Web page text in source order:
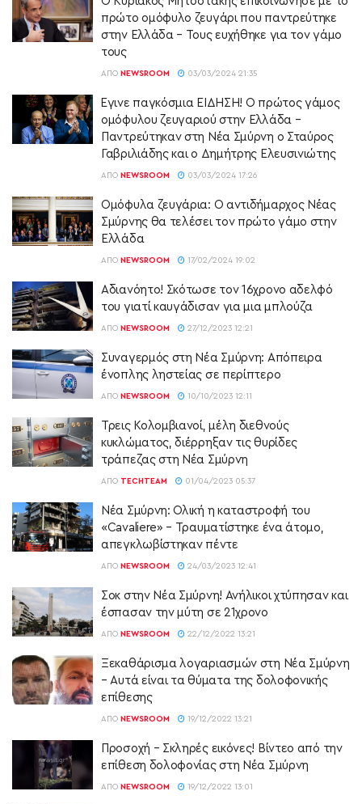
πρώτο ομόφυλο ζευγάρι που παντρεύτηκε
στην Ελλάδα – Τους ευχήθηκε για τον γάμο
τους
ΑΠΌ NEWSROOM 03/03/2024 21:35
Έγινε παγκόσμια ΕΙΔΗΣΗ! Ο πρώτος γάμος
ομόφυλου ζευγαριού στην Ελλάδα –
Παντρεύτηκαν στη Νέα Σμύρνη ο Σταύρος
Γαβριλιάδης και ο Δημήτρης Ελευσινιώτης
ΑΠΌ NEWSROOM 03/03/2024 17:26
Ομόφυλα ζευγάρια: Ο αντιδήμαρχος Νέας
Σμύρνης θα τελέσει τον πρώτο γάμο στην
Ελλάδα
ΑΠΌ NEWSROOM 17/02/2024 19:02
Αδιανόητο! Σκότωσε τον 16χρονο αδελφό
του γιατί καυγάδισαν για μια μπλούζα
ΑΠΌ NEWSROOM 27/12/2023 12:21
Συναγερμός στη Νέα Σμύρνη: Απόπειρα
ένοπλης ληστείας σε περίπτερο
ΑΠΌ NEWSROOM 10/10/2023 12:11
Τρεις Κολομβιανοί, μέλη διεθνούς
κυκλώματος, διέρρηξαν τις θυρίδες
τράπεζας στη Νέα Σμύρνη
ΑΠΌ TECHTEAM 01/04/2023 05:37
Νέα Σμύρνη: Ολική η καταστροφή του
«Cavaliere» – Τραυματίστηκε ένα άτομο,
απεγκλωβίστηκαν πέντε
ΑΠΌ NEWSROOM 24/03/2023 12:41
Σοκ στην Νέα Σμύρνη! Ανήλικοι χτύπησαν και
έσπασαν την μύτη σε 21χρονο
ΑΠΌ NEWSROOM 22/12/2022 13:21
Ξεκαθάρισμα λογαριασμών στη Νέα Σμύρνη
– Αυτά είναι τα θύματα της δολοφονικής
επίθεσης
ΑΠΌ NEWSROOM 19/12/2022 13:21
Προσοχή – Σκληρές εικόνες! Βίντεο από την
επίθεση δολοφονίας στη Νέα Σμύρνη
ΑΠΌ NEWSROOM 19/12/2022 13:01